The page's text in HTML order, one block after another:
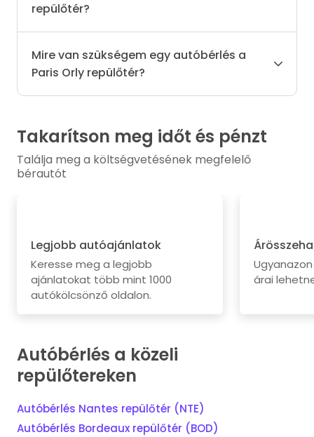
repülőtér?
Mire van szükségem egy autóbérlés a
Paris Orly repülőtér?
Takarítson meg időt és pénzt
Találja meg a költségvetésének megfelelő
bérautót
Legjobb autóajánlatok
Keresse meg a legjobb
ajánlatokat több mint 1000
autókölcsönző oldalon.
árai
Autóbérlés a közeli
repülőtereken
Autóbérlés Nantes repülőtér (NTE)
Autóbérlés Bordeaux repülőtér (BOD)